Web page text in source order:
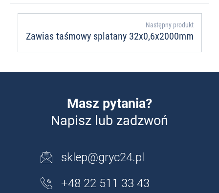
Następny produkt
Zawias taśmowy splatany 32x0,6x2000mm
Masz pytania?
Napisz lub zadzwoń
sklep@gryc24.pl
+48 22 511 33 43